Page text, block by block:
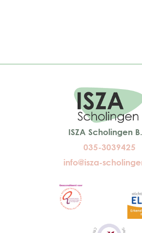
ISZA Scholingen
035-3039425
info@isza-